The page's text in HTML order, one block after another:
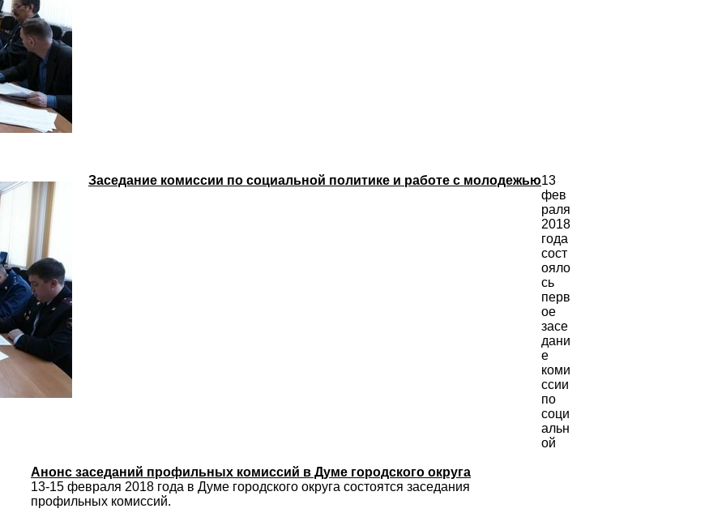
Заседание комиссии по социальной политике и работе с молодежью13
фев
раля
2018
года
сост
ояло
сь
перв
ое
засе
дани
е
коми
ссии
по
соци
альн
ой
Анонс заседаний профильных комиссий в Думе городского округа
13-15 февраля 2018 года в Думе городского округа состоятся заседания
профильных комиссий.